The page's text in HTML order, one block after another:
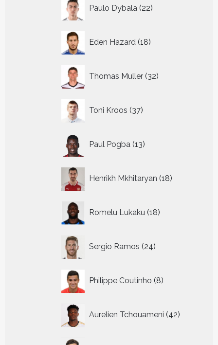
Paulo Dybala 22
producten
Eden Hazard 18
producten
Thomas Muller 32
producten
Toni Kroos 37
producten
Paul Pogba 13
producten
Henrikh Mkhitaryan 18
producten
Romelu Lukaku 18
producten
Sergio Ramos 24
producten
Philippe Coutinho 8
producten
Aurelien Tchouameni 42
producten